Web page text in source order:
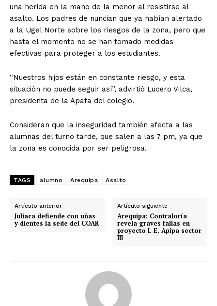
una herida en la mano de la menor al resistirse al
asalto. Los padres de nuncian que ya habían alertado
a la Ugel Norte sobre los riesgos de la zona, pero que
hasta el momento no se han tomado medidas
efectivas para proteger a los estudiantes.
“Nuestros hijos están en constante riesgo, y esta
situación no puede seguir así”, advirtió Lucero Vilca,
presidenta de la Apafa del colegio.
Consideran que la inseguridad también afecta a las
alumnas del turno tarde, que salen a las 7 pm, ya que
la zona es conocida por ser peligrosa.
TAGS alumno Arequipa Asalto
Artículo anterior
Juliaca defiende con uñas
y dientes la sede del COAR
Artículo siguiente
Arequipa: Contraloría
revela graves fallas en
proyecto I. E. Apipa sector
III